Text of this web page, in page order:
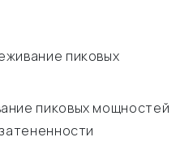
пиковых
пиковых мощностей